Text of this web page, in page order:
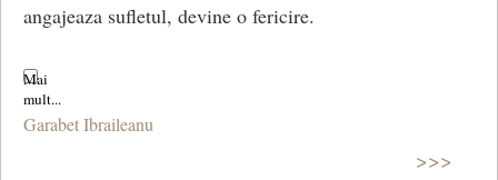
angajeaza sufletul, devine o fericire.
Garabet Ibraileanu
>>>